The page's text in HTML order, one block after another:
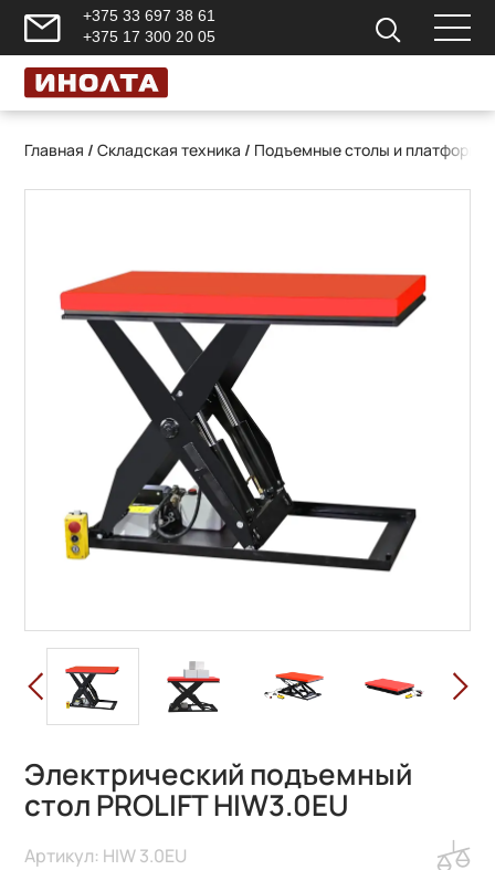
+375 33 697 38 61
+375 17 300 20 05
Главная /Складская техника / Подъемные столы и платформы
Электрический подъемный
стол PROLIFT HIW3.0EU
Артикул: HIW 3.0EU